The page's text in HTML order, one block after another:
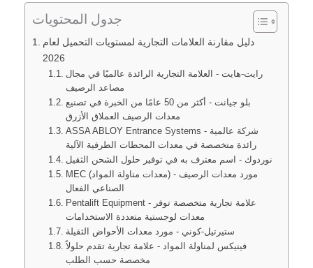
جدول المحتويات
دليل مقارنة العلامات التجارية لمستويات التحميل لعام
2026
رايت-هايت - العلامة التجارية الرائدة عالميًا في مجال
مصاعد الرصيف
بلو جيانت - أكثر من 50 عامًا من الخبرة في تصنيع
معدات الرصيف العملاق الأزرق
ASSA ABLOY Entrance Systems - شركة عالمية
رائدة متخصصة في معدات المحطات الطرفية الآلية
نوردوك - اسم معترف به في توفير حلول الشحن الثقيل
MEC (معدات مناولة المواد) - مورد معدات الرصيف
الصناعي الفعال
Pentalift Equipment - علامة تجارية متخصصة توفر
معدات لوجستية متعددة الاستخدامات
ستيرتيل-كوني - مورد معدات الأحواض الثقيلة
فينيكس لمناولة المواد - علامة تجارية تقدم حلولاً
مخصصة حسب الطلب